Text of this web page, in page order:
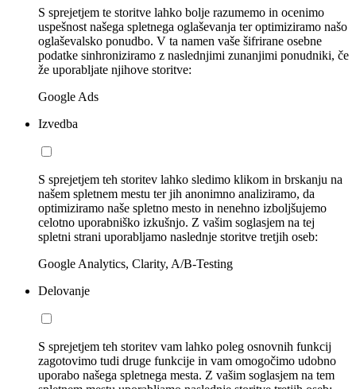
S sprejetjem te storitve lahko bolje razumemo in ocenimo
uspešnost našega spletnega oglaševanja ter optimiziramo našo
oglaševalsko ponudbo. V ta namen vaše šifrirane osebne
podatke sinhroniziramo z naslednjimi zunanjimi ponudniki, če
že uporabljate njihove storitve:
Google Ads
Izvedba
S sprejetjem teh storitev lahko sledimo klikom in brskanju na
našem spletnem mestu ter jih anonimno analiziramo, da
optimiziramo naše spletno mesto in nenehno izboljšujemo
celotno uporabniško izkušnjo. Z vašim soglasjem na tej
spletni strani uporabljamo naslednje storitve tretjih oseb:
Google Analytics, Clarity, A/B-Testing
Delovanje
S sprejetjem teh storitev vam lahko poleg osnovnih funkcij
zagotovimo tudi druge funkcije in vam omogočimo udobno
uporabo našega spletnega mesta. Z vašim soglasjem na tem